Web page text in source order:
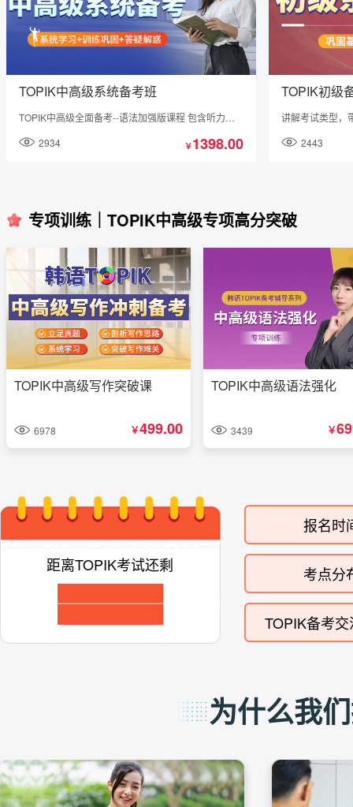
TOPIK中高级系统备考班
TOPIK中高级全面备考--语法加强版课程 包含听力，
2934
￥1398.00
TOPIK初级
讲解考试类型，
向学习，带你轻
2443
专项训练｜TOPIK中高级专项高分突破
TOPIK中高级写作突破课
6978 ￥499.00
TOPIK中高级语法强化
3439 ￥
距离TOPIK考试还剩
报名时
考点分
TOPIK备考
为什么我